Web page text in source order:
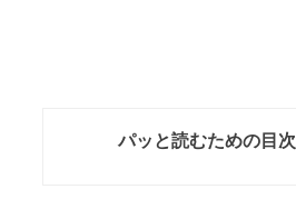
パッと読むための目次